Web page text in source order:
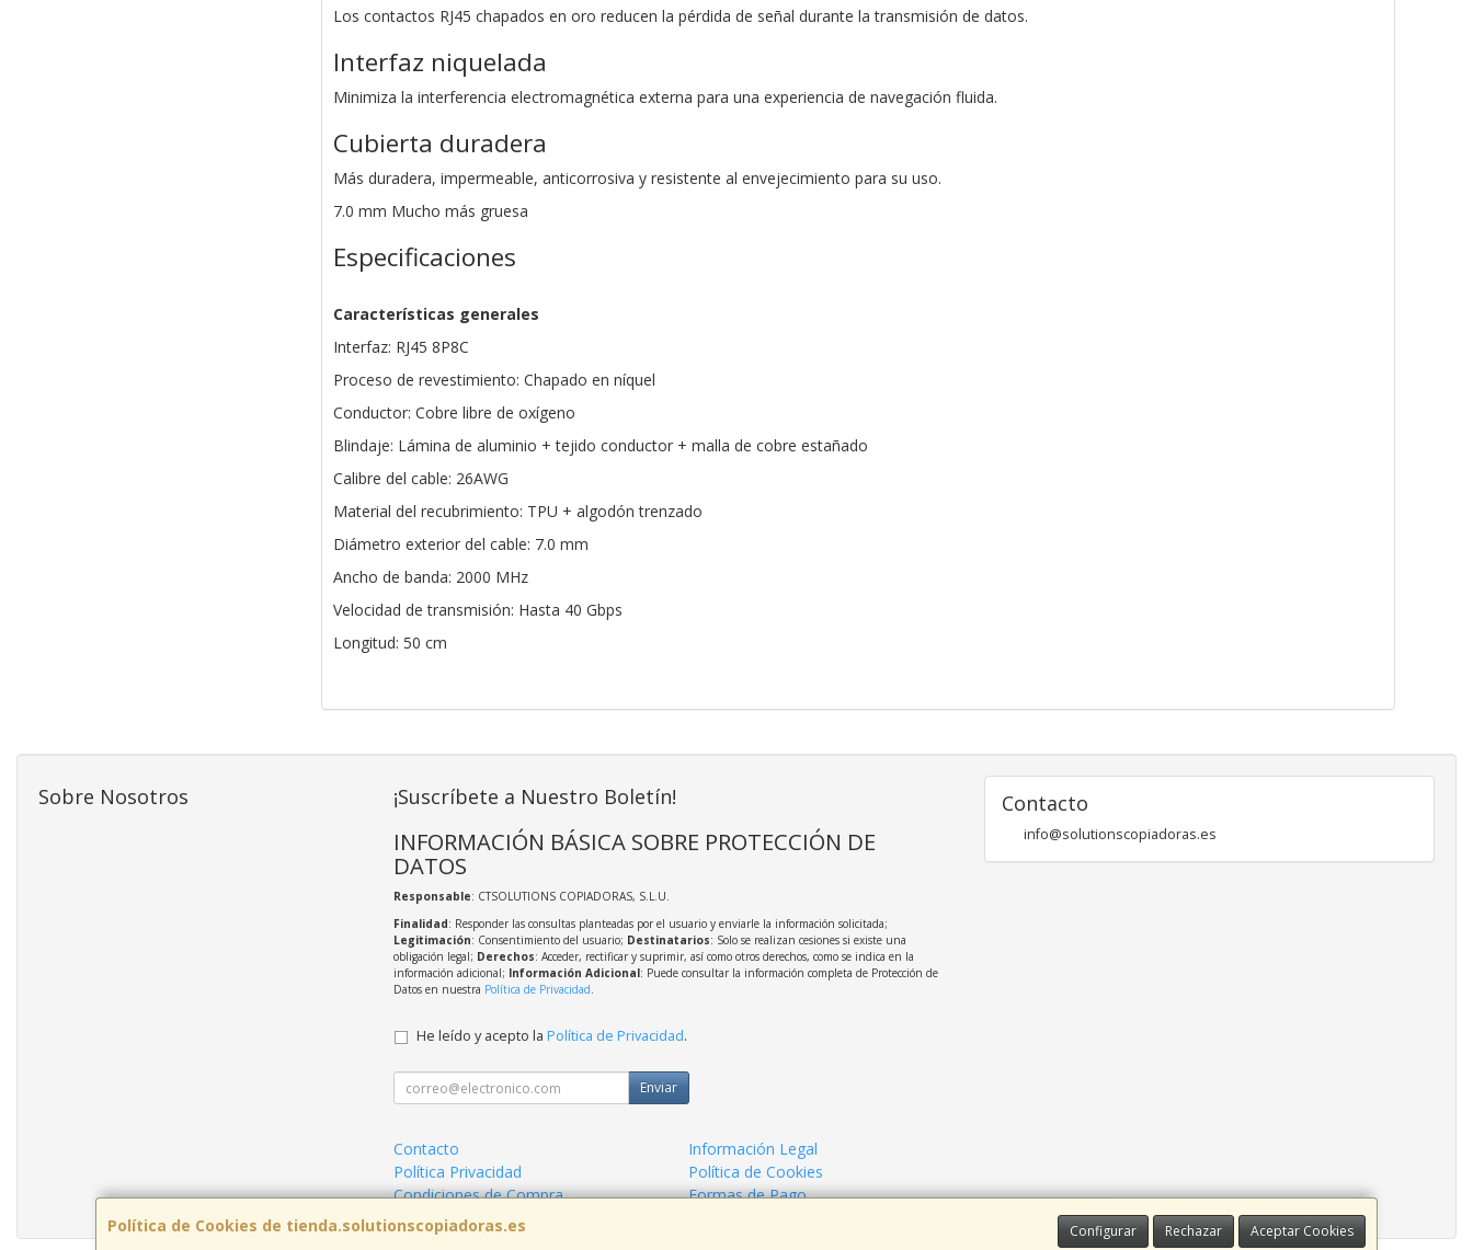
Los contactos RJ45 chapados en oro reducen la pérdida de señal durante la transmisión de datos.
Interfaz niquelada
Minimiza la interferencia electromagnética externa para una experiencia de navegación fluida.
Cubierta duradera
Más duradera, impermeable, anticorrosiva y resistente al envejecimiento para su uso.
7.0 mm Mucho más gruesa
Especificaciones
Características generales
Interfaz: RJ45 8P8C
Proceso de revestimiento: Chapado en níquel
Conductor: Cobre libre de oxígeno
Blindaje: Lámina de aluminio + tejido conductor + malla de cobre estañado
Calibre del cable: 26AWG
Material del recubrimiento: TPU + algodón trenzado
Diámetro exterior del cable: 7.0 mm
Ancho de banda: 2000 MHz
Velocidad de transmisión: Hasta 40 Gbps
Longitud: 50 cm
Política de Cookies de tienda.solutionscopiadoras.es Configurar Rechazar Aceptar Cookies
Sobre Nosotros ¡Suscríbete a Nuestro Boletín!
INFORMACIÓN BÁSICA SOBRE PROTECCIÓN DE
DATOS
Responsable: CTSOLUTIONS COPIADORAS, S.L.U.
Finalidad: Responder las consultas planteadas por el usuario y enviarle la información solicitada;
Legitimación: Consentimiento del usuario; Destinatarios: Solo se realizan cesiones si existe una
obligación legal; Derechos: Acceder, rectificar y suprimir, así como otros derechos, como se indica en la
información adicional; Información Adicional: Puede consultar la información completa de Protección de
Datos en nuestra Política de Privacidad.
He leído y acepto la Política de Privacidad.
Enviar
Contacto
Información Legal
Política Privacidad
Política de Cookies
Condiciones de Compra
Formas de Pago
Contacto
info@solutionscopiadoras.es